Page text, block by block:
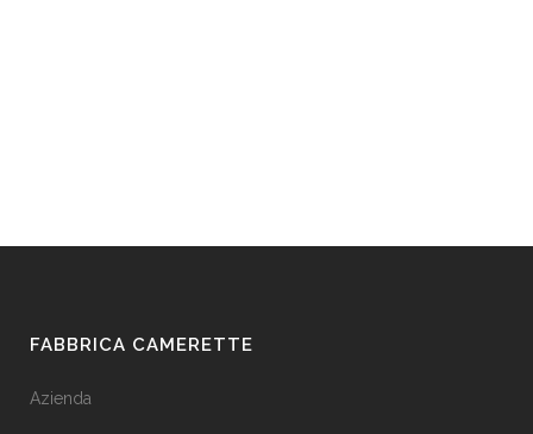
FABBRICA CAMERETTE
Azienda